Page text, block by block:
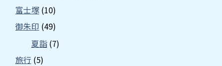
富士塚 (10)
御朱印 (49)
夏詣 (7)
旅行 (5)